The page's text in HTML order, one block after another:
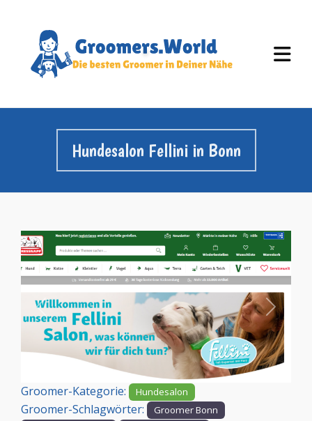
Hundesalon Fellini in Bonn
Vorheriges
Groomer-Kategorie: Hundesalon
Groomer-Schlagwörter:
Groomer Bonn